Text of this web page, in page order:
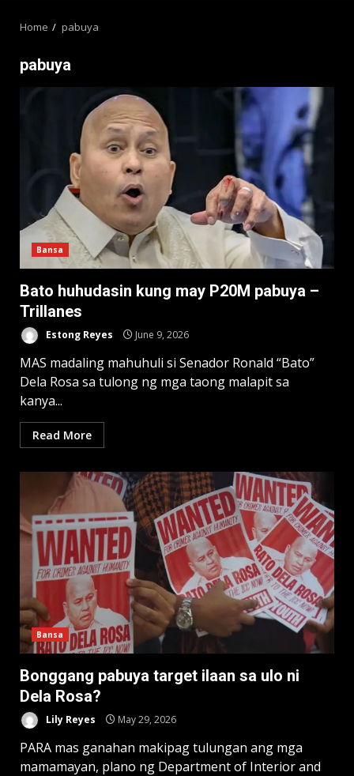
Home pabuya
pabuya
Bansa
Bato huhudasin kung may P20M pabuya –
Trillanes
Estong Reyes June 9, 2026
MAS madaling mahuhuli si Senador Ronald “Bato”
Dela Rosa sa tulong ng mga taong malapit sa
kanya...
Read More
Bansa
Bonggang pabuya target ilaan sa ulo ni
Dela Rosa?
Lily Reyes May 29, 2026
PARA mas ganahan makipag tulungan ang mga
mamamayan, plano ng Department of Interior and